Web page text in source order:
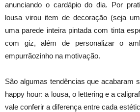
anunciando o cardápio do dia. Por
lousa virou item de decoração (seja
uma parede inteira pintada com tinta
com giz, além de personalizar o
empurrãozinho na motivação.
São algumas tendências que acabaram
happy hour: a lousa, o lettering e a
vale conferir a diferença entre cada